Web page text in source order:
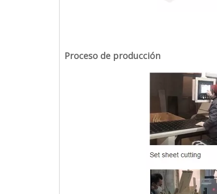
Proceso de producción